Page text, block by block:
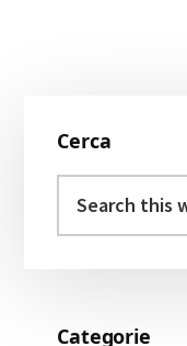
Sidebar
Cerca
this
Categorie